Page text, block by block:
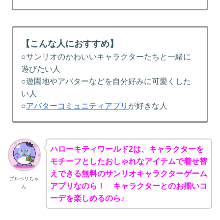
【こんな人におすすめ】
○サンリオのかわいいキャラクターたちと一緒に
遊びたい人
○遊園地やアバターなどを自分好みに可愛くした
い人
○アバターコミュニティアプリ が好きな人
ブルベリちゃ
ん
ハローキティワールド2は、キャラクターを
モチーフとしたおしゃれなアイテムで着せ替
えできる無料のサンリオキャラクターゲーム
アプリなのら！ キャラクターとのお揃いコ
ーデを楽しめるのら♪